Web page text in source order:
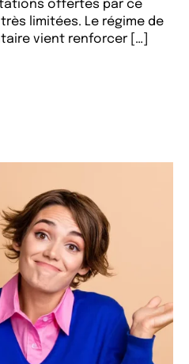
offertes par ce
limitées. Le régime de
vient renforcer […]